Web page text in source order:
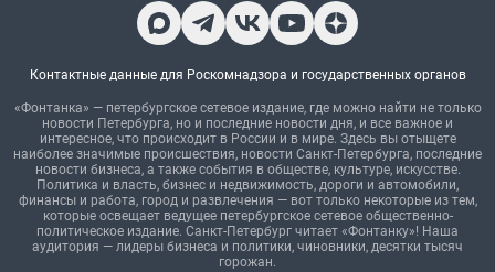
Контактные данные для Роскомнадзора и государственных органов
«Фонтанка» — петербургское сетевое издание, где можно найти не только
новости Петербурга, но и последние новости дня, и все важное и
интересное, что происходит в России и в мире. Здесь вы отыщете
наиболее значимые происшествия, новости Санкт-Петербурга, последние
новости бизнеса, а также события в обществе, культуре, искусстве.
Политика и власть, бизнес и недвижимость, дороги и автомобили,
финансы и работа, город и развлечения — вот только некоторые из тем,
которые освещает ведущее петербургское сетевое общественно-
политическое издание. Санкт-Петербург читает «Фонтанку»! Наша
аудитория — лидеры бизнеса и политики, чиновники, десятки тысяч
горожан.